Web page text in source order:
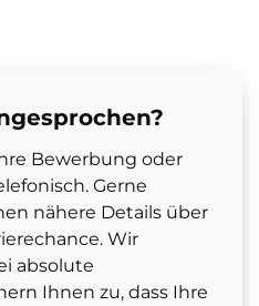
Bewerbung oder
Gerne
nähere Details über
Wir
absolute
Ihnen zu, dass Ihre